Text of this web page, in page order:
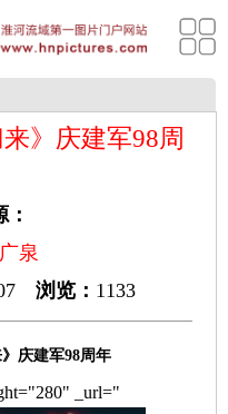
》庆建军98周
泉
浏览： 1133
庆建军98周年
_url="